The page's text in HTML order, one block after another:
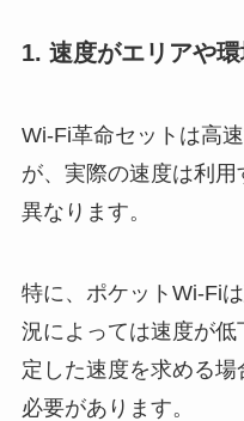
1. 速度がエリアや
Wi-Fi革命セットは高
が、実際の速度は利
異なります。
特に、ポケットWi-Fi
況によっては速度が
定した速度を求める
必要があります。